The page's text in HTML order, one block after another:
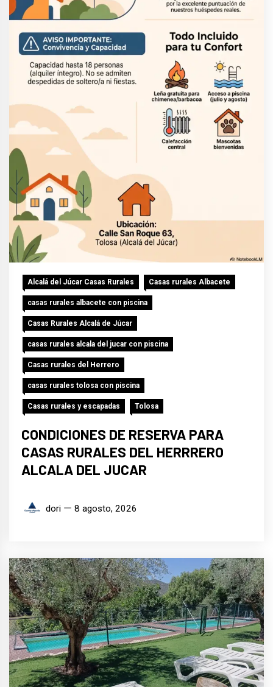
Alcalá del Júcar Casas Rurales Casas rurales Albacete
casas rurales albacete con piscina
Casas Rurales Alcalá de Júcar
casas rurales alcala del jucar con piscina
Casas rurales del Herrero
casas rurales tolosa con piscina
Casas rurales y escapadas Tolosa
CONDICIONES DE RESERVA PARA
CASAS RURALES DEL HERRRERO
ALCALA DEL JUCAR
dori 8 agosto, 2026